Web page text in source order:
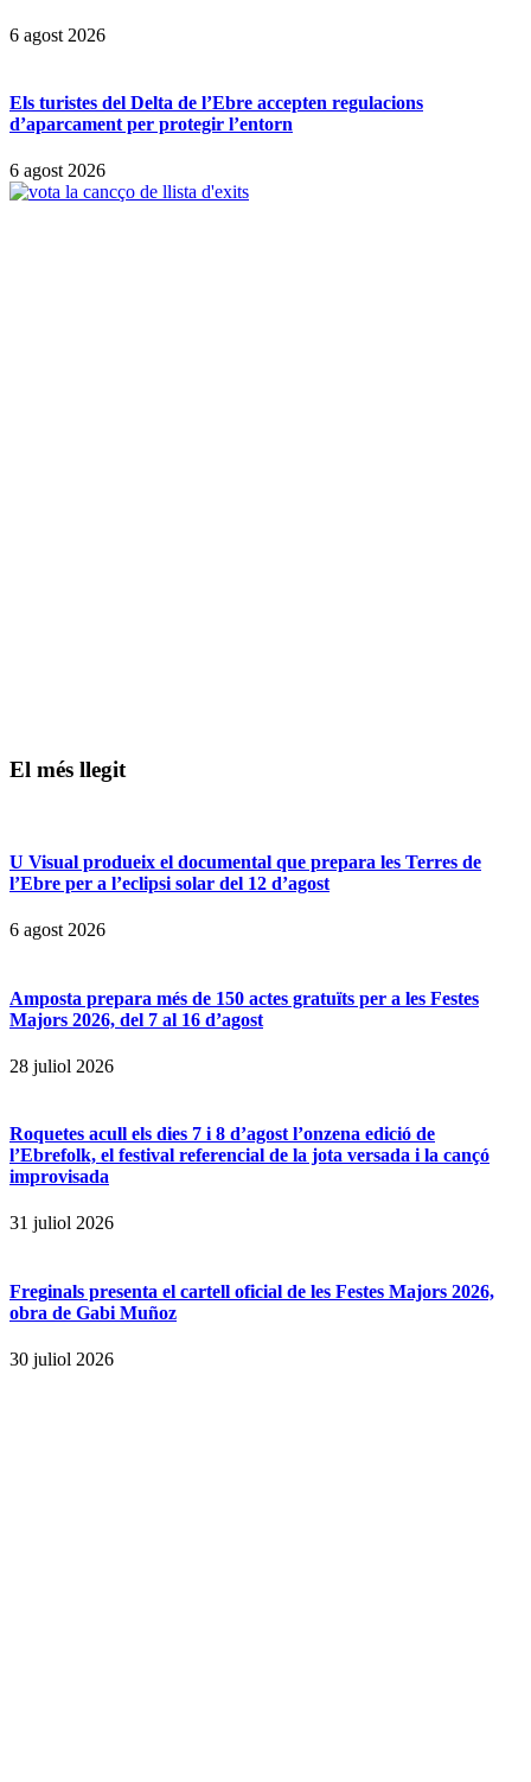
6 agost 2026
Els turistes del Delta de l’Ebre accepten regulacions
d’aparcament per protegir l’entorn
6 agost 2026
El més llegit
U Visual produeix el documental que prepara les Terres de
l’Ebre per a l’eclipsi solar del 12 d’agost
6 agost 2026
Amposta prepara més de 150 actes gratuïts per a les Festes
Majors 2026, del 7 al 16 d’agost
28 juliol 2026
Roquetes acull els dies 7 i 8 d’agost l’onzena edició de
l’Ebrefolk, el festival referencial de la jota versada i la cançó
improvisada
31 juliol 2026
Freginals presenta el cartell oficial de les Festes Majors 2026,
obra de Gabi Muñoz
30 juliol 2026